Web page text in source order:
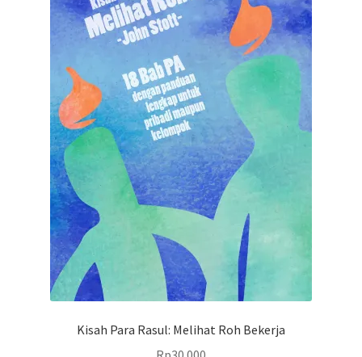
Kisah Para Rasul: Melihat Roh Bekerja